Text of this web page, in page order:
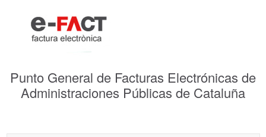
Punto General de Facturas Electrónicas de
Administraciones Públicas de Cataluña